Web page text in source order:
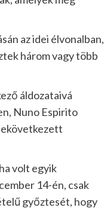
az idei élvonalban,
három vagy több
áldozataivá
Nuno Espirito
volt egyik
14-én, csak
győztesét, hogy